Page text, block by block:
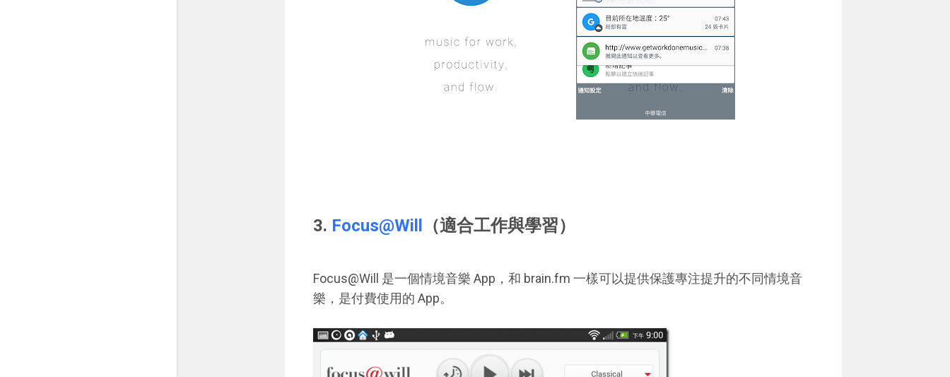
3. Focus@Will （適合工作與學習）
Focus@Will 是一個情境音樂 App，和 brain.fm 一樣可以提供保護專注提升的不同情境音
樂，是付費使用的 App。